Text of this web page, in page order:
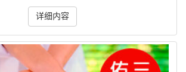
详细内容